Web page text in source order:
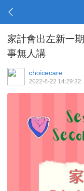
家計會出左新一
事無人講
choicecare
2022-6-22 14:29:32